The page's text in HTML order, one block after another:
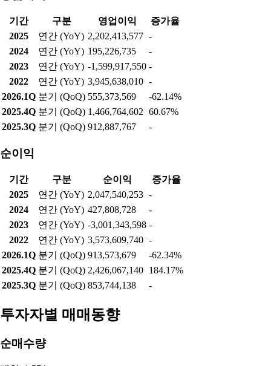
기간 구분 영업이익
증가율
2025
연간 (YoY) 2,202,413,577 -
2024
연간 (YoY) 195,226,735
-
2023
연간 (YoY) -1,599,917,550 -
2022
연간 (YoY) 3,945,638,010 -
2026.1Q 분기 (QoQ) 555,373,569
-62.14%
2025.4Q 분기 (QoQ) 1,466,764,602 60.67%
2025.3Q 분기 (QoQ) 912,887,767 -
순이익
기간 구분 순이익
증가율
2025
연간 (YoY) 2,047,540,253 -
2024
연간 (YoY) 427,808,728
-
2023
연간 (YoY) -3,001,343,598 -
2022
연간 (YoY) 3,573,609,740 -
2026.1Q 분기 (QoQ) 913,573,679
-62.34%
2025.4Q 분기 (QoQ) 2,426,067,140 184.17%
2025.3Q 분기 (QoQ) 853,744,138 -
투자자별 매매동향
순매수량